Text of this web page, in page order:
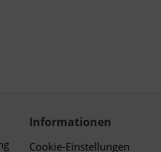
Informationen
Cookie-Einstellungen